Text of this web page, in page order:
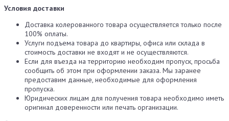
Условия доставки
Доставка колерованного товара осуществляется только после
100% оплаты.
Услуги подъема товара до квартиры, офиса или склада в
стоимость доставки не входят и не осуществляются.
Если для въезда на территорию необходим пропуск, просьба
сообщить об этом при оформлении заказа. Мы заранее
предоставим данные, необходимые для оформления
пропуска.
Юридических лицам для получения товара необходимо иметь
оригинал доверенности или печать организации.